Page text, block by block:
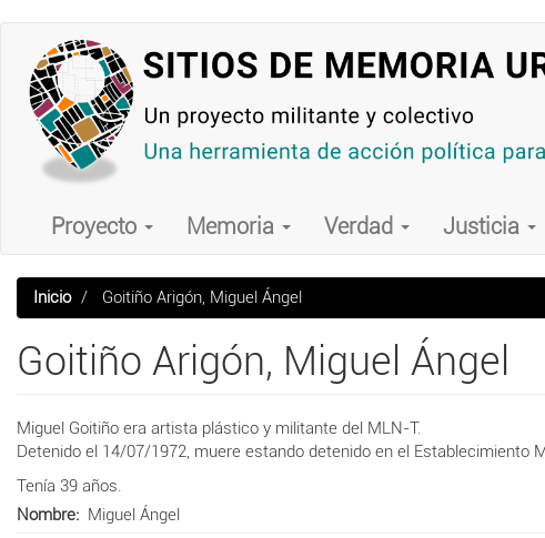
contenido
principal
Main
navigation
Proyecto Memoria Verdad Justicia
Inicio Goitiño Arigón, Miguel Ángel
Goitiño Arigón, Miguel Ángel
Miguel Goitiño era artista plástico y militante del MLN-T.
Detenido el 14/07/1972, muere estando detenido en el
Tenía 39 años.
Nombre
Miguel Ángel